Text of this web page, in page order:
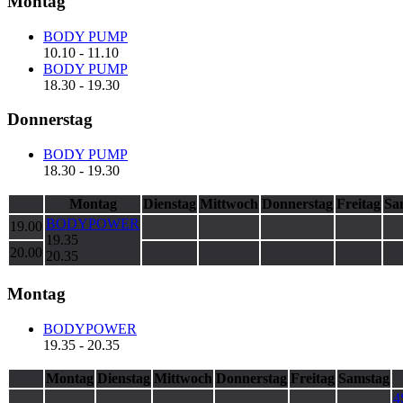
BODY PUMP
10.10 - 11.10
BODY PUMP
18.30 - 19.30
Donnerstag
BODY PUMP
18.30 - 19.30
Montag Dienstag Mittwoch Donnerstag Freitag
19.00 BODYPOWER
19.35
20.35
20.00
Montag
BODYPOWER
19.35 - 20.35
Montag Dienstag Mittwoch Donnerstag Freitag Samstag